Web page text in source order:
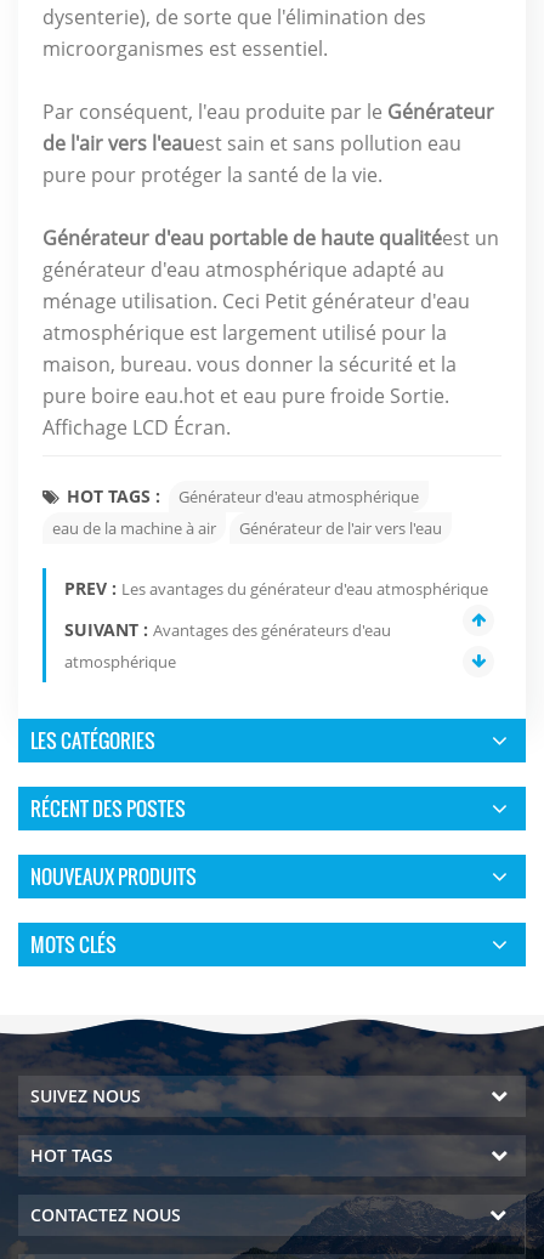
dysenterie), de sorte que l'élimination des
microorganismes est essentiel.
Par conséquent, l'eau produite par le Générateur
de l'air vers l'eauest sain et sans pollution eau
pure pour protéger la santé de la vie.
Générateur d'eau portable de haute qualitéest un
générateur d'eau atmosphérique adapté au
ménage utilisation. Ceci Petit générateur d'eau
atmosphérique est largement utilisé pour la
maison, bureau. vous donner la sécurité et la
pure boire eau.hot et eau pure froide Sortie.
Affichage LCD Écran.
HOT TAGS :
Générateur d'eau atmosphérique
eau de la machine à air
Générateur de l'air vers l'eau
PREV : Les avantages du générateur d'eau atmosphérique
SUIVANT : Avantages des générateurs d'eau
atmosphérique
LES CATÉGORIES
RÉCENT DES POSTES
NOUVEAUX PRODUITS
MOTS CLÉS
SUIVEZ NOUS
HOT TAGS
CONTACTEZ NOUS